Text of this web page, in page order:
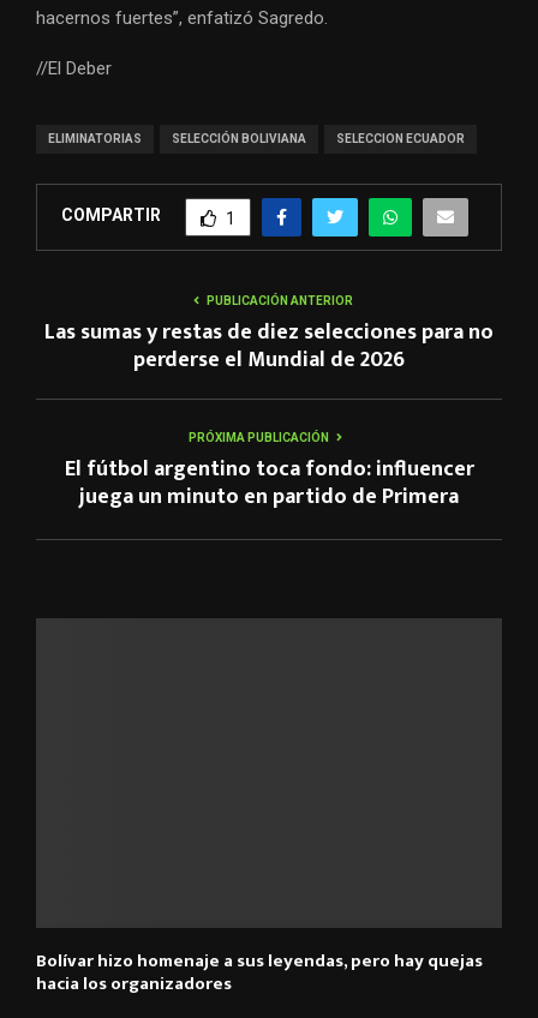
hacernos fuertes”, enfatizó Sagredo.
//El Deber
ELIMINATORIAS SELECCIÓN BOLIVIANA SELECCION ECUADOR
COMPARTIR 1
PUBLICACIÓN ANTERIOR
Las sumas y restas de diez selecciones para no
perderse el Mundial de 2026
PRÓXIMA PUBLICACIÓN
El fútbol argentino toca fondo: influencer
juega un minuto en partido de Primera
Bolívar hizo homenaje a sus leyendas, pero hay quejas
hacia los organizadores